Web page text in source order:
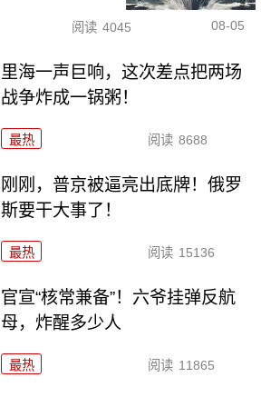
阅读 4045 08-05
里海一声巨响，这次差点把两场
战争炸成一锅粥！
最热 阅读 8688
刚刚，普京被逼亮出底牌！俄罗
斯要干大事了！
最热 阅读 15136
官宣“核常兼备”！六爷挂弹反航
母，炸醒多少人
最热 阅读 11865